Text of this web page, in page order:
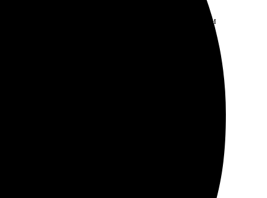
цветов. Процесс оформления заказа прост и
четкий алгоритм: загрузила фото, выбирала
у меня есть прекрасный альбом для